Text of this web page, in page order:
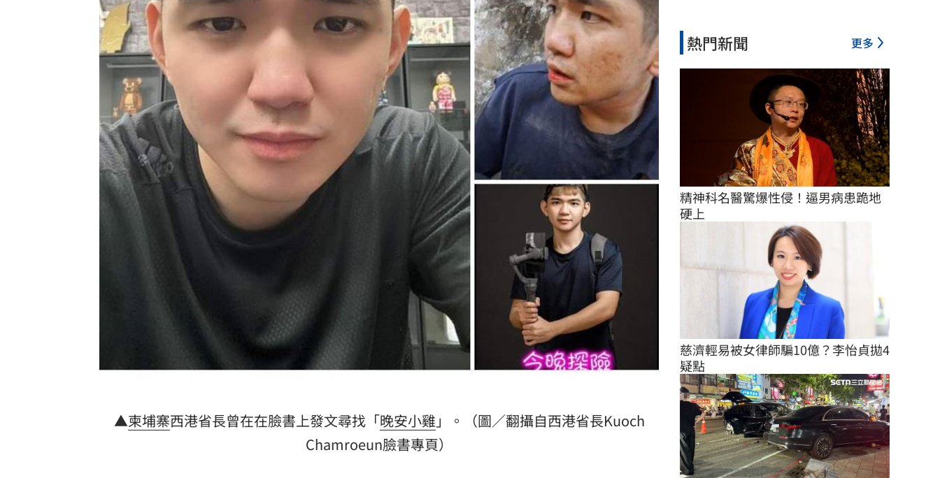
▲柬埔寨西港省長曾在在臉書上發文尋找「晚安小雞」。（圖／翻攝自西港省長Kuoch
Chamroeun臉書專頁）
熱門新聞 更多
精神科名醫驚爆性侵！逼男病患跪地
硬上
慈濟輕易被女律師騙10億？李怡貞拋4
疑點